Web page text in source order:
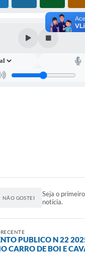
NÃO GOSTEI
Seja o
notícia.
PUBLICO N 22
CARRO DE BOI E